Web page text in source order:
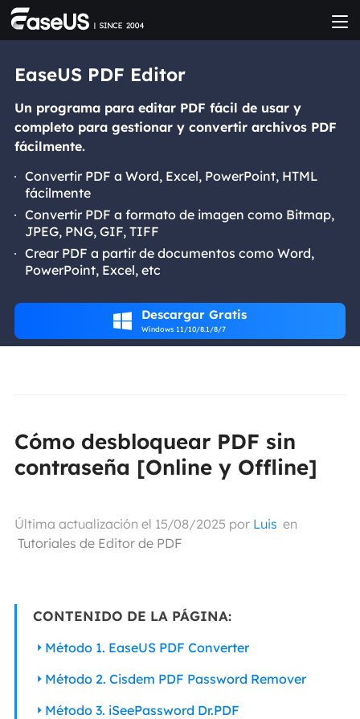
EaseUS PDF Editor
Un programa para editar PDF fácil de usar y
completo para gestionar y convertir archivos PDF
fácilmente.
Convertir PDF a Word, Excel, PowerPoint, HTML
fácilmente
Convertir PDF a formato de imagen como Bitmap,
JPEG, PNG, GIF, TIFF
Crear PDF a partir de documentos como Word,
PowerPoint, Excel, etc
 Descargar Gratis
Windows 11/10/8.1/8/7
Cómo desbloquear PDF sin
contraseña [Online y Offline]
Última actualización el 15/08/2025 por Luis en
Tutoriales de Editor de PDF
CONTENIDO DE LA PÁGINA:
Método 1. EaseUS PDF Converter
Método 2. Cisdem PDF Password Remover
Método 3. iSeePassword Dr.PDF